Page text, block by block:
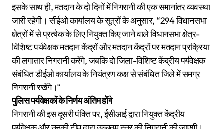
इसके साथ ही, मतदान के दो दिनों में निगरानी की एक समानांतर व्यवस्था
जारी रहेगी। सीईओ कार्यालय के सूत्रों के अनुसार, “294 विधानसभा
क्षेत्रों में से प्रत्येक के लिए नियुक्त किए जाने वाले विधानसभा क्षेत्र-
विशिष्ट पर्यवेक्षक मतदान केंद्रों और मतदान केंद्रों पर मतदान प्रक्रिया
की लगातार निगरानी करेंगे, जबकि दो जिला-विशिष्ट केंद्रीय पर्यवेक्षक
संबंधित डीईओ कार्यालय के नियंत्रण कक्ष से संबंधित जिले में समग्र
निगरानी रखेंगे।”
पुलिस पर्यवेक्षकों के निर्णय अंतिम होंगे
निगरानी की इस दूसरी पंक्ति पर, ईसीआई द्वारा नियुक्त केंद्रीय